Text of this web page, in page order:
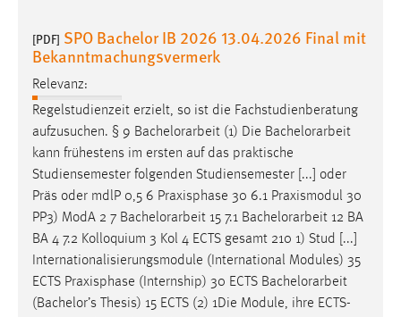
[PDF] SPO Bachelor IB 2026 13.04.2026 Final mit
Bekanntmachungsvermerk
Relevanz:
Regelstudienzeit erzielt, so ist die Fachstudienberatung
aufzusuchen. § 9 Bachelorarbeit (1) Die Bachelorarbeit
kann frühestens im ersten auf das praktische
Studiensemester folgenden Studiensemester [...] oder
Präs oder mdlP 0,5 6 Praxisphase 30 6.1 Praxismodul 30
PP3) ModA 2 7 Bachelorarbeit 15 7.1 Bachelorarbeit 12 BA
BA 4 7.2 Kolloquium 3 Kol 4 ECTS gesamt 210 1) Stud [...]
Internationalisierungsmodule (International Modules) 35
ECTS Praxisphase (Internship) 30 ECTS Bachelorarbeit
(Bachelor’s Thesis) 15 ECTS (2) 1Die Module, ihre ECTS-
hinweg verfolgen.
Google Ads
Name:
_gcl_au
Google Ireland Limited
Zweck:
Conversion-Tracking
Cookie Laufzeit:
3 Monate